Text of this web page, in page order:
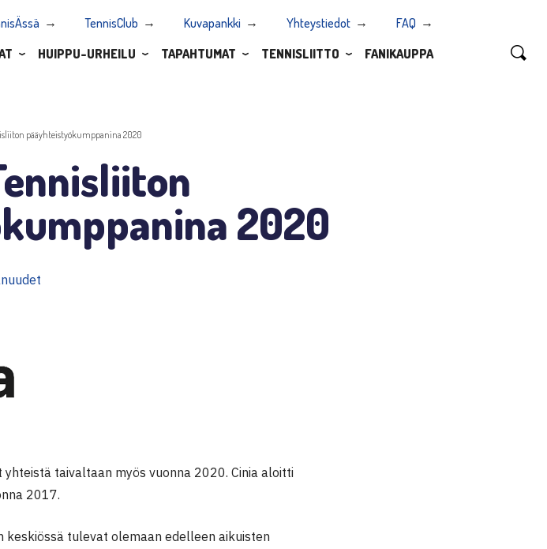
TennisClub Kuvapankki Yhteystiedot
FAQ
HUIPPU-URHEILU TAPAHTUMAT TENNISLIITTO FANIKAUPPA
pääyhteistyökumppanina 2020
2020
taivaltaan myös vuonna 2020. Cinia aloitti
2017.
tulevat olemaan edelleen aikuisten